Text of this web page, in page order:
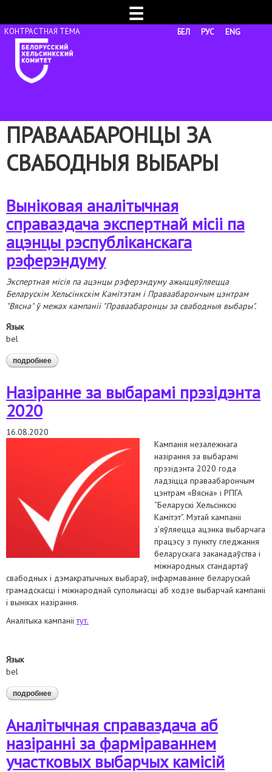
☰
БЕЛ РУС ENG
ПРАВААБАРОНЦЫ ЗА
СВАБОДНЫЯ ВЫБАРЫ
Выніковая аналітычная
справаздача экспертнай місіі па
ацэнцы рэспубліканскага
рэферэндуму
Экспертная місія па ацэнцы рэферэндуму ажыццяўляецца
Беларускім Хельсінкскім Камітэтам і Праваабарончым цэнтрам
"Вясна" ў межах кампаніі "Праваабаронцы за свабодныя выбары".
Язык
bel
подробнее о выніковая аналітычная справаздача экспертнай місіі па
ацэнцы рэспубліканскага рэферэндуму
Назіранне за выбарамі прэзідэнта
2020
16.08.2020
Кампанія незалежнага
назірання за выбарамі
прэзідэнта 2020 года
ладзіцца праваабарончым
цэнтрам «Вясна» і РПГА
“Беларускі Хельсінкскі
Камітэт”. Мэтай кампаніі
з’яўляецца ацэнка выбарчага
працэсу з пункту гледжання
беларускага заканадаўства і
міжнародных стандартаў
свабодных і дэмакратычных выбараў, інфармаванне беларускай
грамадскасці і міжнароднай супольнасці аб ходзе выбарчай кампаніі
і выніках назірання.
Аналітыка кампаніітут.
Язык
bel
подробнее о назіранне за выбарамі прэзідэнта 2020
Аналітычная справаздача аб
назіранні за фарміраваннем
участковых выбарчых камісій